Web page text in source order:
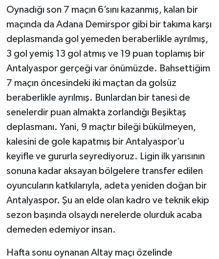
Oynadığı son 7 maçın 6’sını kazanmış, kalan bir
maçında da Adana Demirspor gibi bir takıma karşı
deplasmanda gol yemeden beraberlikle ayrılmış,
3 gol yemiş 13 gol atmış ve 19 puan toplamış bir
Antalyaspor gerçeği var önümüzde. Bahsettiğim
7 maçın öncesindeki iki maçtan da golsüz
beraberlikle ayrılmış. Bunlardan bir tanesi de
senelerdir puan almakta zorlandığı Beşiktaş
deplasmanı. Yani, 9 maçtır bileği bükülmeyen,
kalesini de gole kapatmış bir Antalyaspor’u
keyifle ve gururla seyrediyoruz. Ligin ilk yarısının
sonuna kadar aksayan bölgelere transfer edilen
oyuncuların katkılarıyla, adeta yeniden doğan bir
Antalyaspor. Şu an elde olan kadro ve teknik ekip
sezon başında olsaydı nerelerde olurduk acaba
demeden edemiyor insan.
Hafta sonu oynanan Altay maçı özelinde
Güvenlik
Resmi İlanlar